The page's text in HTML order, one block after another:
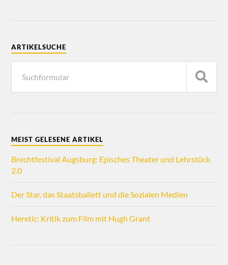
ARTIKELSUCHE
MEIST GELESENE ARTIKEL
Brechtfestival Augsburg: Episches Theater und Lehrstück
2.0
Der Star, das Staatsballett und die Sozialen Medien
Heretic: Kritik zum Film mit Hugh Grant